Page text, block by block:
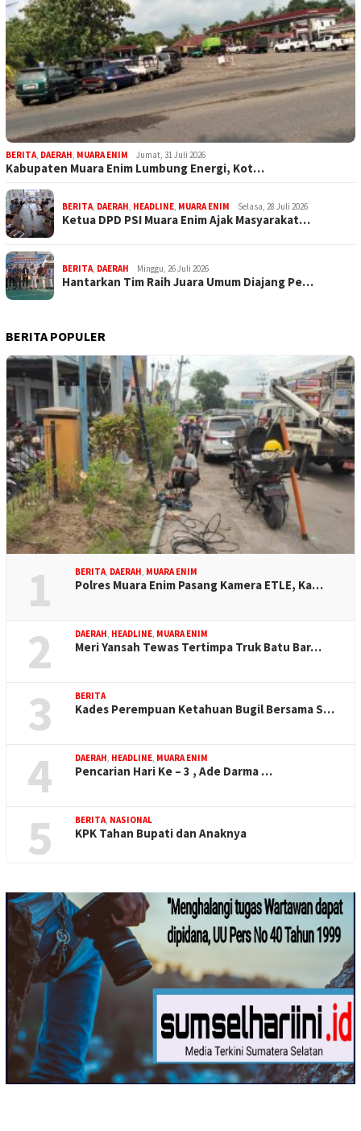
BERITA, DAERAH, MUARA ENIM Jumat, 31 Juli 2026
Kabupaten Muara Enim Lumbung Energi, Kot…
BERITA, DAERAH, HEADLINE, MUARA ENIM Selasa, 28 Juli 2026
Ketua DPD PSI Muara Enim Ajak Masyarakat…
BERITA, DAERAH Minggu, 26 Juli 2026
Hantarkan Tim Raih Juara Umum Diajang Pe…
BERITA POPULER
1 BERITA, DAERAH, MUARA ENIM
Polres Muara Enim Pasang Kamera ETLE, Ka…
2 DAERAH, HEADLINE, MUARA ENIM
Meri Yansah Tewas Tertimpa Truk Batu Bar…
3 BERITA
Kades Perempuan Ketahuan Bugil Bersama S…
4 DAERAH, HEADLINE, MUARA ENIM
Pencarian Hari Ke – 3 , Ade Darma …
5 BERITA, NASIONAL
KPK Tahan Bupati dan Anaknya